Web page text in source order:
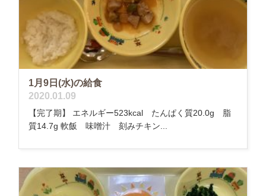
1月9日(水)の給食
2020.01.09
【完了期】 エネルギー523kcal たんぱく質20.0g 脂
質14.7g 軟飯 味噌汁 刻みチキン...